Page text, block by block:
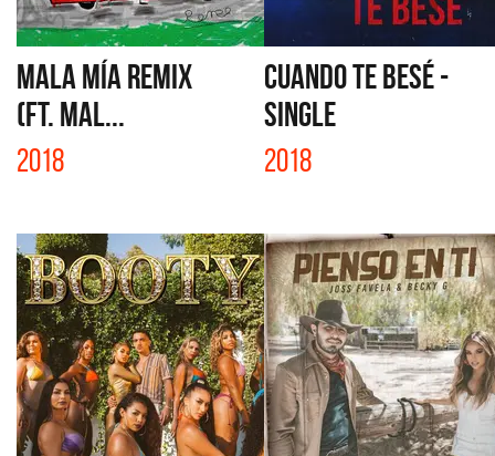
MALA MÍA REMIX
(FT. MAL...
2018
CUANDO TE BESÉ -
SINGLE
2018